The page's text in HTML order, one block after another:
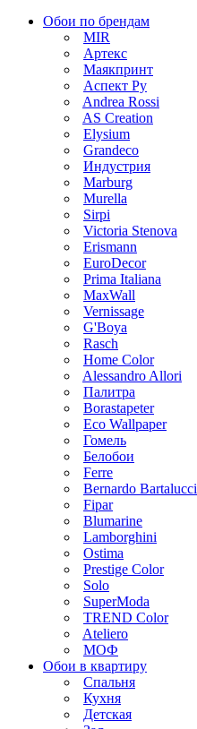
Обои по брендам
MIR
Артекс
Маякпринт
Аспект Ру
Andrea Rossi
AS Creation
Elysium
Grandeco
Индустрия
Marburg
Murella
Sirpi
Victoria Stenova
Erismann
EuroDecor
Prima Italiana
MaxWall
Vernissage
G'Boya
Rasch
Home Color
Alessandro Allori
Палитра
Borastapeter
Eco Wallpaper
Гомель
Белобои
Ferre
Bernardo Bartalucci
Fipar
Blumarine
Lamborghini
Ostima
Prestige Color
Solo
SuperModa
TREND Color
Ateliero
МОФ
Обои в квартиру
Спальня
Кухня
Детская